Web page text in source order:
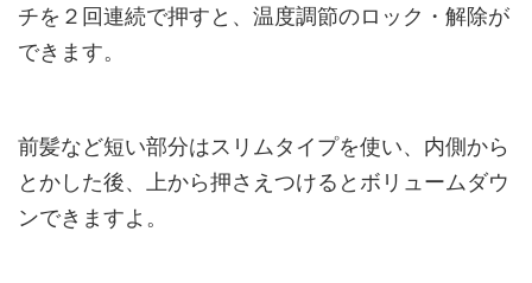
チを２回連続で押すと、温度調節のロック・解除が
できます。
前髪など短い部分はスリムタイプを使い、内側から
とかした後、上から押さえつけるとボリュームダウ
ンできますよ。